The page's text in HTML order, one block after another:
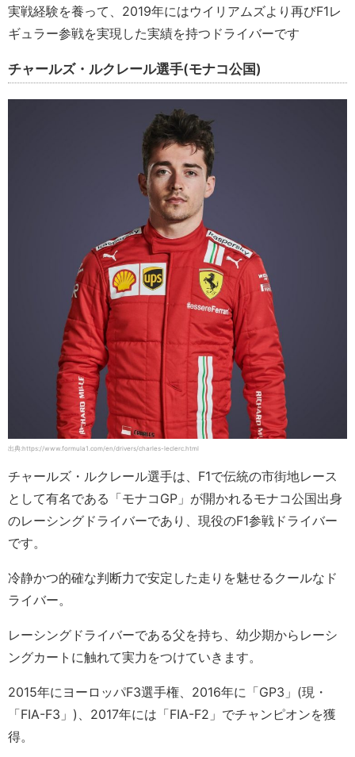
実戦経験を養って、2019年にはウイリアムズより再びF1レ
ギュラー参戦を実現した実績を持つドライバーです
チャールズ・ルクレール選手(モナコ公国)
出典:https://www.formula1.com/en/drivers/charles-leclerc.html
チャールズ・ルクレール選手は、F1で伝統の市街地レース
として有名である「モナコGP」が開かれるモナコ公国出身
のレーシングドライバーであり、現役のF1参戦ドライバー
です。
冷静かつ的確な判断力で安定した走りを魅せるクールなド
ライバー。
レーシングドライバーである父を持ち、幼少期からレーシ
ングカートに触れて実力をつけていきます。
2015年にヨーロッパF3選手権、2016年に「GP3」(現・
「FIA-F3」)、2017年には「FIA-F2」でチャンピオンを獲
得。